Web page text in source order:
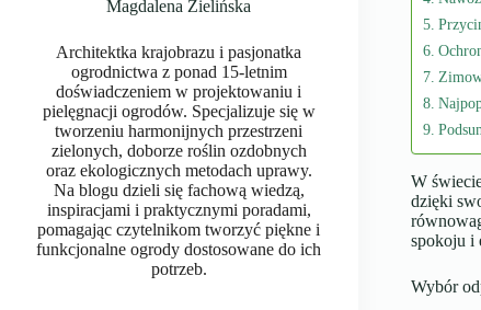
W
dzięki
spokoju i
Wybór
Magdalena Zielińska
Architektka krajobrazu i pasjonatka
ogrodnictwa z ponad 15-letnim
doświadczeniem w projektowaniu i
pielęgnacji ogrodów. Specjalizuje się w
tworzeniu harmonijnych przestrzeni
zielonych, doborze roślin ozdobnych
oraz ekologicznych metodach uprawy.
Na blogu dzieli się fachową wiedzą,
inspiracjami i praktycznymi poradami,
pomagając czytelnikom tworzyć piękne i
funkcjonalne ogrody dostosowane do ich
potrzeb.